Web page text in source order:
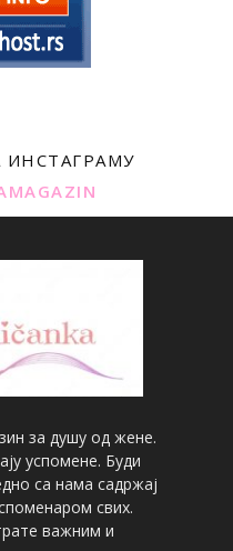
ИНСТАГРАМУ
за душу од жене.
успомене. Буди
са нама садржај
свих.
важним и